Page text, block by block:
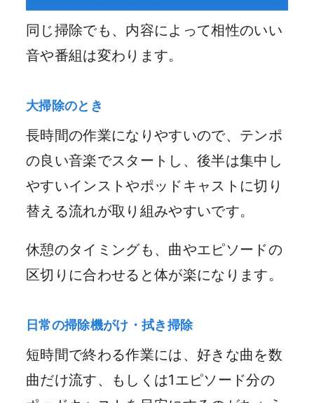
同じ掃除でも、内容によって相性のいい
音や番組は変わります。
大掃除のとき
長時間の作業になりやすいので、テンポ
の良い音楽でスタートし、後半は集中し
やすいインストやポッドキャストに切り
替える流れが取り組みやすいです。
休憩のタイミングも、曲やエピソードの
区切りに合わせると体が楽になります。
日常の掃除機がけ・拭き掃除
短時間で終わる作業には、好きな曲を数
曲だけ流す、もしくは1エピソード分の